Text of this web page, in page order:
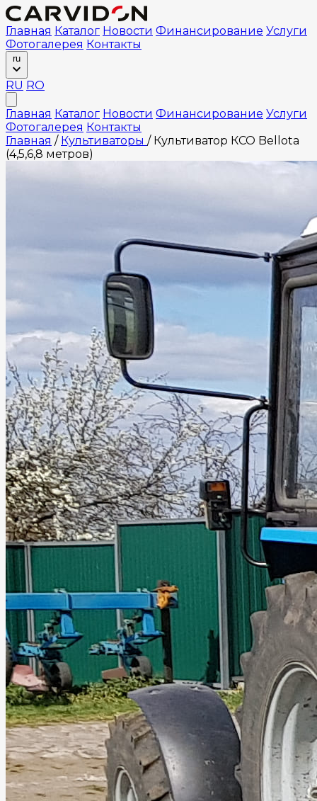
Главная Каталог Новости Финансирование Услуги
Фотогалерея Контакты
ru
RU RO
Главная Каталог Новости Финансирование Услуги
Фотогалерея Контакты
Главная / Культиваторы / Культиватор КСО Bellota
(4,5,6,8 метров)